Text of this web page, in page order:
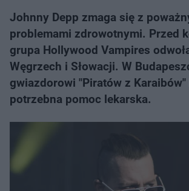
Johnny Depp zmaga się z
problemami zdrowotnymi. Przed
grupa Hollywood Vampires
Węgrzech i Słowacji. W
gwiazdorowi "Piratów z Karaibów"
potrzebna pomoc lekarska.